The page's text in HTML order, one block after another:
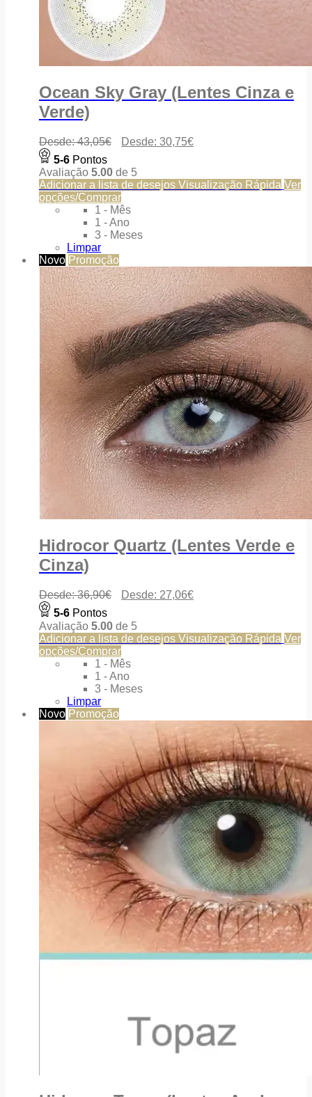
Ocean Sky Gray (Lentes Cinza e
Verde)
Desde:43,05€ Desde: 30,75€
5-6 Pontos
Avaliação 5.00 de 5
Adicionar a lista de desejos Visualização Rápida Ver
opções/Comprar
1 - Mês
1 - Ano
3 - Meses
Limpar
Novo Promoção
Hidrocor Quartz (Lentes Verde e
Cinza)
Desde:36,90€ Desde: 27,06€
5-6 Pontos
Avaliação 5.00 de 5
Adicionar a lista de desejos Visualização Rápida Ver
opções/Comprar
1 - Mês
1 - Ano
3 - Meses
Limpar
Novo Promoção